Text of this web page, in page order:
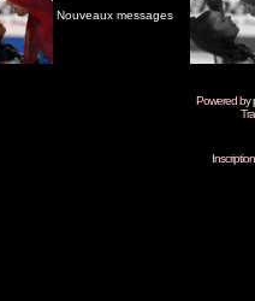
Nouveaux messages
Powered by